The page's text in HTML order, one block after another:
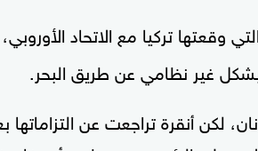
بشكل غير نظامي عن طريق البحر.
لكن أنقرة تراجعت عن